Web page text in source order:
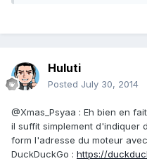
Huluti
Posted July 30, 2014
@Xmas_Psyaa : Eh bien en
il suffit simplement d'indiquer
form l'adresse du moteur
DuckDuckGo : https://